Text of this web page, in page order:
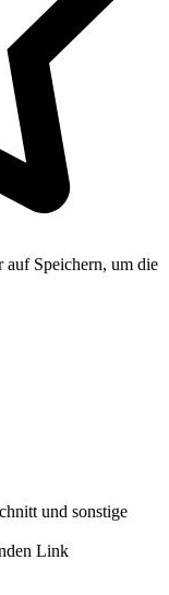
auf Speichern, um die
und sonstige
Link